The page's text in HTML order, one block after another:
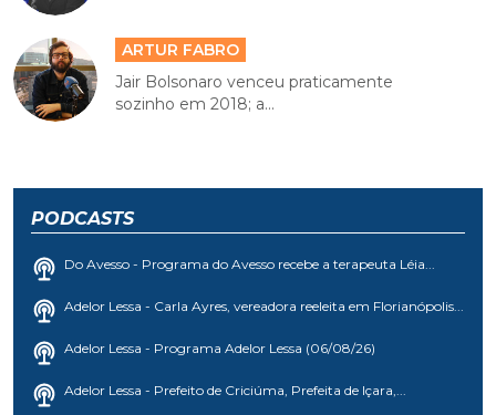
ARTUR FABRO
Jair Bolsonaro venceu praticamente
sozinho em 2018; a...
PODCASTS
Do Avesso - Programa do Avesso recebe a terapeuta Léia...
Adelor Lessa - Carla Ayres, vereadora reeleita em Florianópolis...
Adelor Lessa - Programa Adelor Lessa (06/08/26)
Adelor Lessa - Prefeito de Criciúma, Prefeita de Içara,...